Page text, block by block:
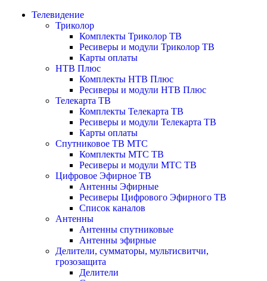
Телевидение
Триколор
Комплекты Триколор ТВ
Ресиверы и модули Триколор ТВ
Карты оплаты
НТВ Плюс
Комплекты НТВ Плюс
Ресиверы и модули НТВ Плюс
Телекарта ТВ
Комплекты Телекарта ТВ
Ресиверы и модули Телекарта ТВ
Карты оплаты
Спутниковое ТВ МТС
Комплекты МТС ТВ
Ресиверы и модули МТС ТВ
Цифровое Эфирное ТВ
Антенны Эфирные
Ресиверы Цифрового Эфирного ТВ
Список каналов
Антенны
Антенны спутниковые
Антенны эфирные
Делители, сумматоры, мультисвитчи,
грозозащита
Делители